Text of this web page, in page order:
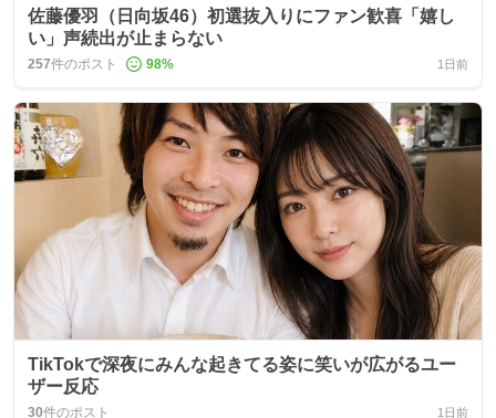
佐藤優羽（日向坂46）初選抜入りにファン歓喜「嬉し
い」声続出が止まらない
257件のポスト 98% 1日前
TikTokで深夜にみんな起きてる姿に笑いが広がるユー
ザー反応
30件のポスト 1日前